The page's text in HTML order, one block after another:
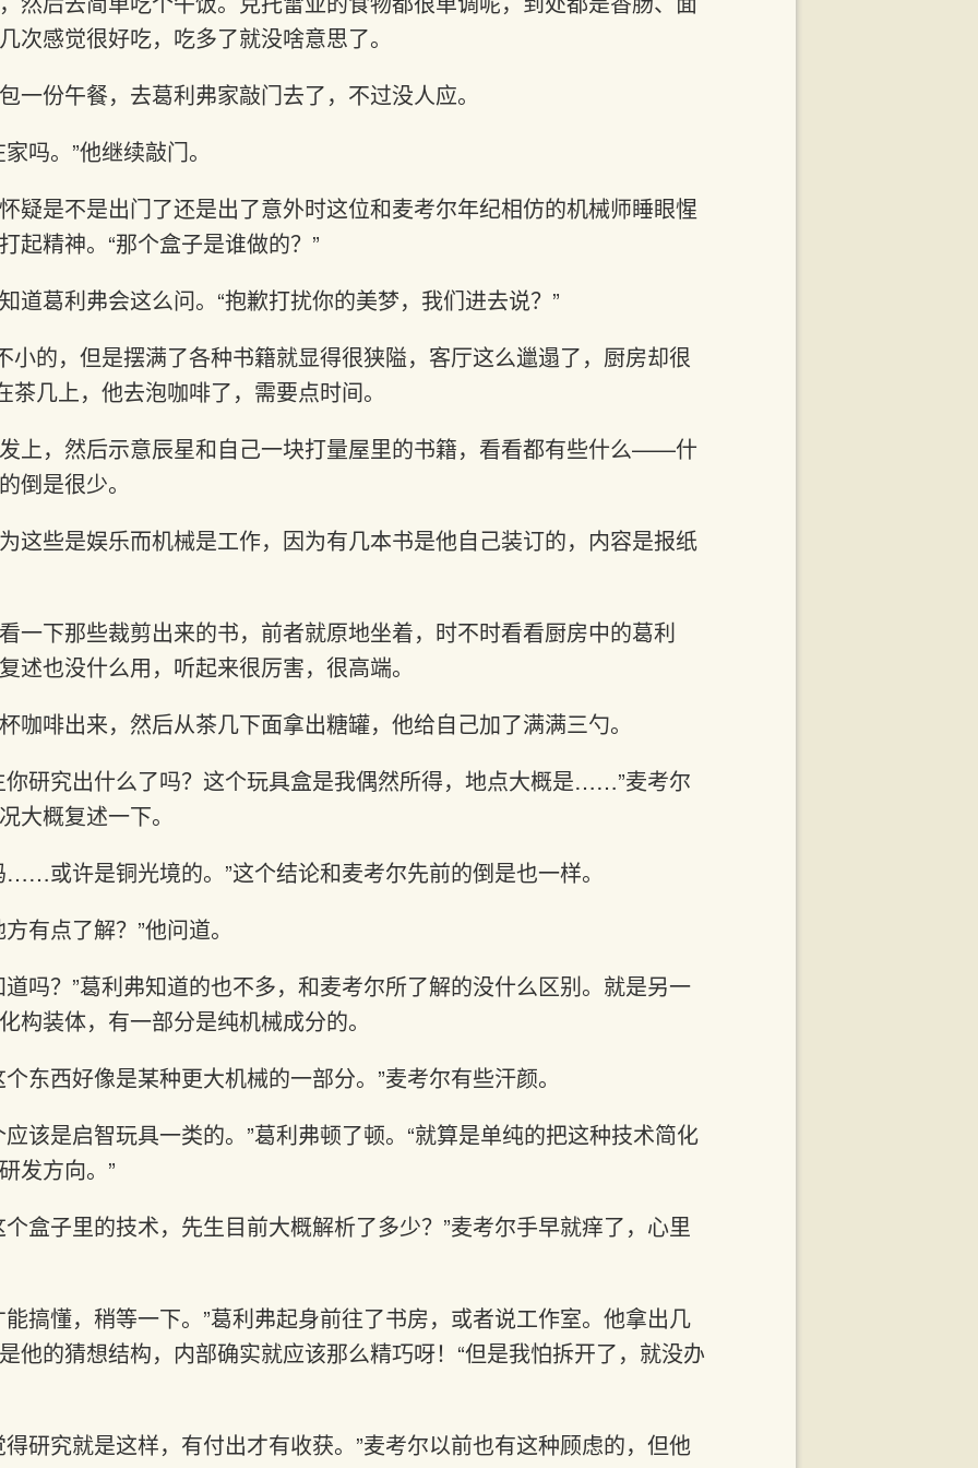
次感觉很好吃，吃多了就没啥意思了。
一份午餐，去葛利弗家敲门去了，不过没人应。
吗。”他继续敲门。
疑是不是出门了还是出了意外时这位和麦考尔年纪相仿的机械师睡眼惺
起精神。“那个盒子是谁做的？”
道葛利弗会这么问。“抱歉打扰你的美梦，我们进去说？”
小的，但是摆满了各种书籍就显得很狭隘，客厅这么邋遢了，厨房却很
茶几上，他去泡咖啡了，需要点时间。
上，然后示意辰星和自己一块打量屋里的书籍，看看都有些什么——什
倒是很少。
这些是娱乐而机械是工作，因为有几本书是他自己装订的，内容是报纸
一下那些裁剪出来的书，前者就原地坐着，时不时看看厨房中的葛利
述也没什么用，听起来很厉害，很高端。
咖啡出来，然后从茶几下面拿出糖罐，他给自己加了满满三勺。
你研究出什么了吗？这个玩具盒是我偶然所得，地点大概是……”麦考尔
大概复述一下。
……或许是铜光境的。”这个结论和麦考尔先前的倒是也一样。
有点了解？”他问道。
吗？”葛利弗知道的也不多，和麦考尔所了解的没什么区别。就是另一
构装体，有一部分是纯机械成分的。
东西好像是某种更大机械的一部分。”麦考尔有些汗颜。
该是启智玩具一类的。”葛利弗顿了顿。“就算是单纯的把这种技术简化
发方向。”
盒子里的技术，先生目前大概解析了多少？”麦考尔手早就痒了，心里
搞懂，稍等一下。”葛利弗起身前往了书房，或者说工作室。他拿出几
他的猜想结构，内部确实就应该那么精巧呀！“但是我怕拆开了，就没办
研究就是这样，有付出才有收获。”麦考尔以前也有这种顾虑的，但他